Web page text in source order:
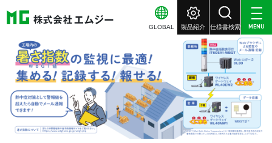
GLOBAL 製品紹介 仕様書検索 MENU